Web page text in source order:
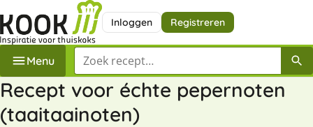
Inloggen Registreren
Menu Zoek een recept
Recept voor échte pepernoten
(taaitaainoten)